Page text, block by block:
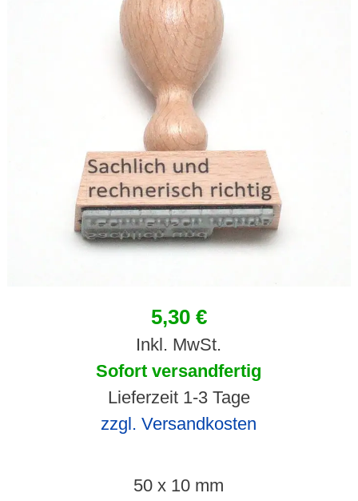
5,30 €
Inkl. MwSt.
Sofort versandfertig
Lieferzeit 1-3 Tage
zzgl. Versandkosten
50 x 10 mm